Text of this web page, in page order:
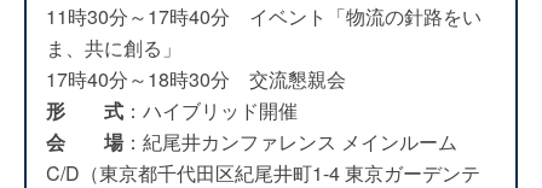
11時30分～17時40分 イベント「物流の針路をい
ま、共に創る」
17時40分～18時30分 交流懇親会
形 式 ：ハイブリッド開催
会 場：紀尾井カンファレンス メインルーム
C/D（東京都千代⽥区紀尾井町1-4 東京ガーデンテ